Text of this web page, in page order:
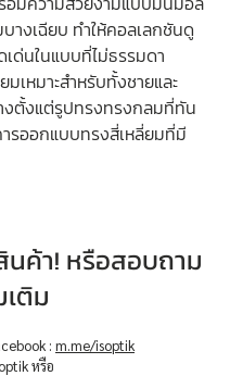
างเฉียบ ทำให้คอลเลกชันดู
เด่นในแบบที่ไม่ธรรมดา
มเหมาะสำหรับทั้งชายและ
ตั้งแต่รูปทรงทรงกลมที่ทัน
รออกแบบทรงสี่เหลี่ยมที่มี
ค้า! หรือสอบถาม
ติม
: m.me/isoptik
หรือ